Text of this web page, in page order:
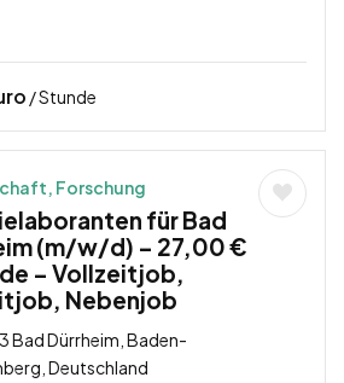
/ Stunde
Forschung
für Bad
(m/w/d) – 27,00 €
– Vollzeitjob,
Nebenjob
Bad Dürrheim, Baden-
Deutschland